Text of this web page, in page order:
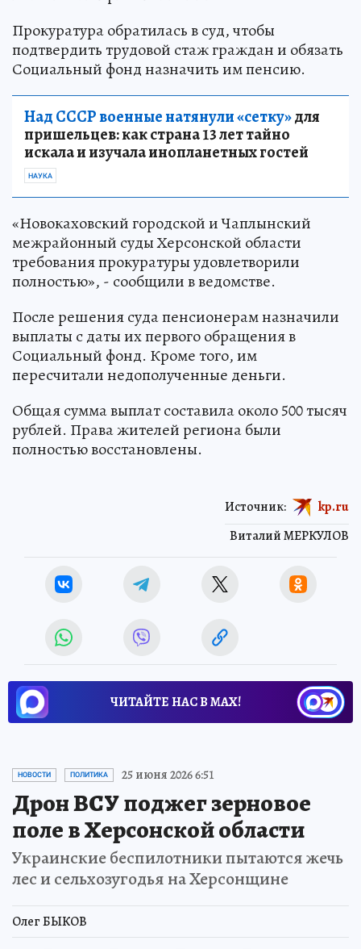
Прокуратура обратилась в суд, чтобы
подтвердить трудовой стаж граждан и обязать
Социальный фонд назначить им пенсию.
Над СССР военные натянули «сетку»для
пришельцев: как страна 13 лет тайно
искала и изучала инопланетных гостей
НАУКА
«Новокаховский городской и Чаплынский
межрайонный суды Херсонской области
требования прокуратуры удовлетворили
полностью», - сообщили в ведомстве.
После решения суда пенсионерам назначили
выплаты с даты их первого обращения в
Социальный фонд. Кроме того, им
пересчитали недополученные деньги.
Общая сумма выплат составила около 500 тысяч
рублей. Права жителей региона были
полностью восстановлены.
Виталий МЕРКУЛОВ
Источник: kp.ru
ЧИТАЙТЕ НАС В МАХ!
НОВОСТИ ПОЛИТИКА 25 июня 2026 6:51
Дрон ВСУ поджег зерновое
поле в Херсонской области
Украинские беспилотники пытаются жечь
лес и сельхозугодья на Херсонщине
Олег БЫКОВ